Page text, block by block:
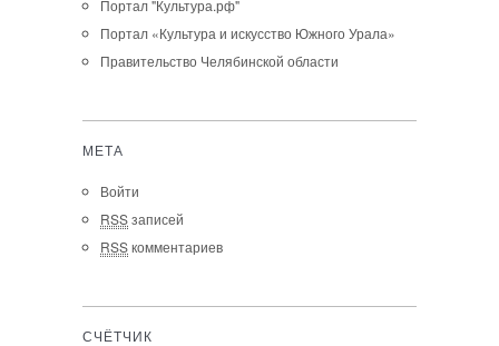
Портал "Культура.рф"
Портал «Культура и искусство Южного Урала»
Правительство Челябинской области
МЕТА
Войти
RSSзаписей
RSSкомментариев
СЧЁТЧИК